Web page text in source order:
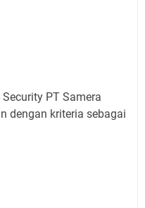
PT Samera
dengan kriteria sebagai